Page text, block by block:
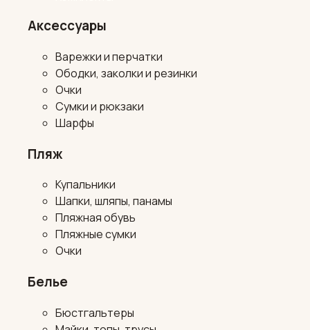
Аксессуары
Варежки и перчатки
Ободки, заколки и резинки
Очки
Сумки и рюкзаки
Шарфы
Пляж
Купальники
Шапки, шляпы, панамы
Пляжная обувь
Пляжные сумки
Очки
Белье
Бюстгальтеры